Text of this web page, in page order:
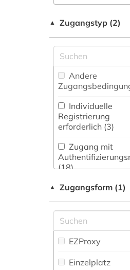
Klassische
Mittellateinische
Philologie.
Kunstgeschichte
Maschinenbau
Medien- und
(0)
(4)
bibliothek (1)
(1)
biblische person
biografie (2)
biographie (1)
botanik (1)
brauchtum (2)
buchhandel (1)
byzantinistik (1)
calvin, jean |
theologe;
Wörterbuch,
Enzyklopädie,
Nachschlagwerk
Zeitung (0)
Zeitungs-,
(0
▲ Zugangstyp (2)
Andere
Individuelle
Registrierung
erforderlich (3)
Zugang mit
(18)
▲ Zugangsform (1)
EZProxy
Einzelplatz